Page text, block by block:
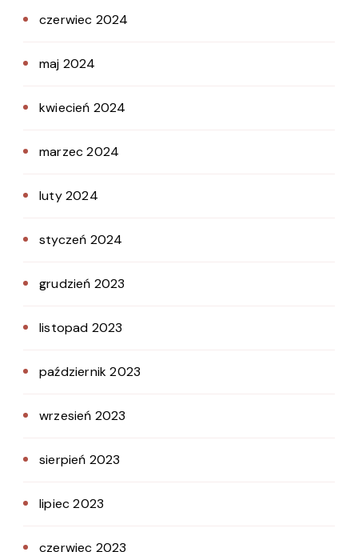
czerwiec 2024
maj 2024
kwiecień 2024
marzec 2024
luty 2024
styczeń 2024
grudzień 2023
listopad 2023
październik 2023
wrzesień 2023
sierpień 2023
lipiec 2023
czerwiec 2023